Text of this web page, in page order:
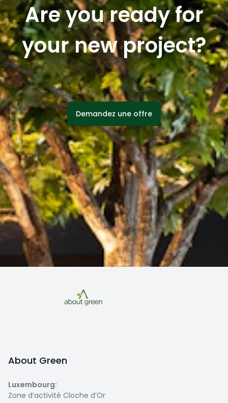
Are you ready for
your new project?
Demandez une offre
About Green
Luxembourg:
Zone d’activité Cloche d’Or